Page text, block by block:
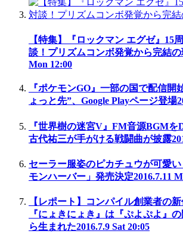
【特集】『ロックマン エグゼ』15
談！プリズムコンボ発覚から完結
Mon 12:00
『ポケモンGO』一部の国で配信開
ょっと先”、Google Playページ登場
『世界樹の迷宮V』FM音源BGMを
古代祐三が手がける戦闘曲が披露
セーラー服姿のピカチュウが可愛
モンハーバー」発売決定2016.7.11
【レポート】コンパイル創業者の
『にょきにょき』は『ぷよぷよ』
ら生まれた2016.7.9 Sat 20:05